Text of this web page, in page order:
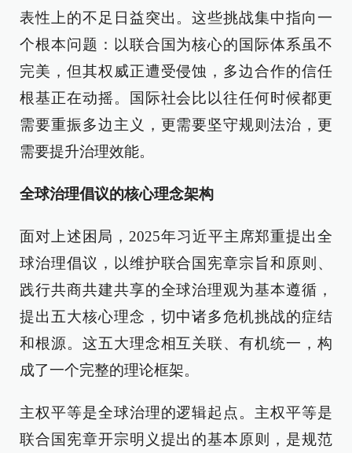
表性上的不足日益突出。这些挑战集中指向一
个根本问题：以联合国为核心的国际体系虽不
完美，但其权威正遭受侵蚀，多边合作的信任
根基正在动摇。国际社会比以往任何时候都更
需要重振多边主义，更需要坚守规则法治，更
需要提升治理效能。
全球治理倡议的核心理念架构
面对上述困局，2025年习近平主席郑重提出全
球治理倡议，以维护联合国宪章宗旨和原则、
践行共商共建共享的全球治理观为基本遵循，
提出五大核心理念，切中诸多危机挑战的症结
和根源。这五大理念相互关联、有机统一，构
成了一个完整的理论框架。
主权平等是全球治理的逻辑起点。主权平等是
联合国宪章开宗明义提出的基本原则，是规范